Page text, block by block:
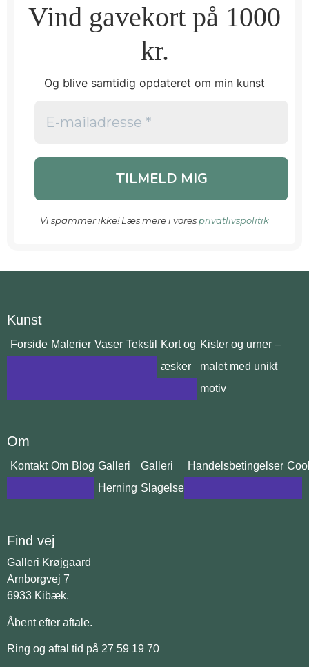
Vind gavekort på 1000
kr.
Og blive samtidig opdateret om min kunst
Vi spammer ikke! Læs mere i vores privatlivspolitik
Kunst
Forside Malerier Vaser Tekstil
Kort og
æsker
Kister og urner –
malet med unikt
motiv
Om
Kontakt Om Blog Galleri
Herning
Galleri
Slagelse
Handelsbetingelser
Find vej
Galleri Krøjgaard
Arnborgvej 7
6933 Kibæk.
Åbent efter aftale.
Ring og aftal tid på 27 59 19 70